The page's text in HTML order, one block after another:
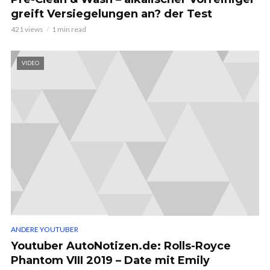
greift Versiegelungen an? der Test
421 views 1 min read
VIDEO
ANDERE YOUTUBER
Youtuber AutoNotizen.de: Rolls-Royce
Phantom VIII 2019 – Date mit Emily